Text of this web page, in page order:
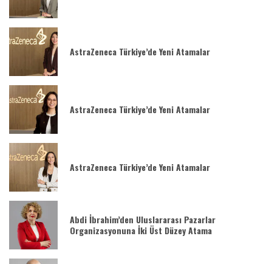
AstraZeneca Türkiye’de Yeni Atamalar
AstraZeneca Türkiye’de Yeni Atamalar
AstraZeneca Türkiye’de Yeni Atamalar
Abdi İbrahim’den Uluslararası Pazarlar
Organizasyonuna İki Üst Düzey Atama